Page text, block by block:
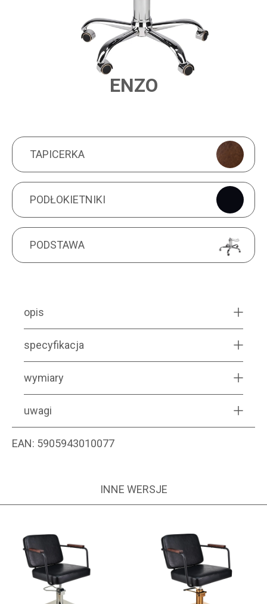
ENZO
TAPICERKA
TAPICERKA
PODŁOKIETNIKI
PODŁOKIETNIKI
PODSTAWA
PODSTAWA
opis
specyfikacja
wymiary
uwagi
EAN: 5905943010077
INNE WERSJE